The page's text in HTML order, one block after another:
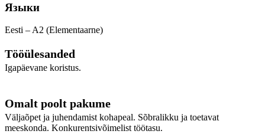
Языки
Eesti – A2 (Elementaarne)
Tööülesanded
Igapäevane koristus.
Omalt poolt pakume
Väljaõpet ja juhendamist kohapeal. Sõbralikku ja toetavat
meeskonda. Konkurentsivõimelist töötasu.